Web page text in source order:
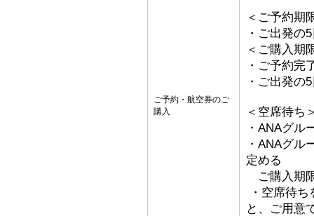
ご予約・航空券のご
購入
＜ご予約期
・ご出発の
＜ご購入期
・ご予約完
・ご出発の
＜空席待ち
・ANAグル
・ANAグル
定める
ご購入期
・空席待
と、ご用意